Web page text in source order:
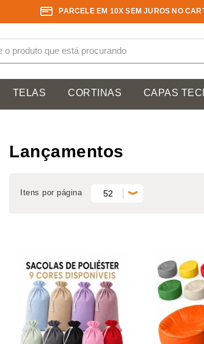
PARCELE EM 10X SEM JUROS NO
TELAS CORTINAS CAPAS
Lançamentos
Itens por página